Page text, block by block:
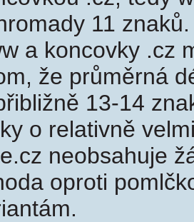
11
a koncovky .cz
že průměrná
13-14
o relativně
neobsahuje
oproti